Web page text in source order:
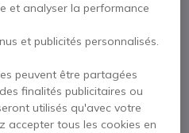
et analyser la performance
et publicités personnalisés.
peuvent être partagées
finalités publicitaires ou
utilisés qu'avec votre
accepter tous les cookies en